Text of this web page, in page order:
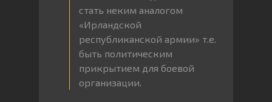
стать неким аналогом
«Ирландской
республиканской армии» т.е.
быть политическим
прикрытием для боевой
организации.